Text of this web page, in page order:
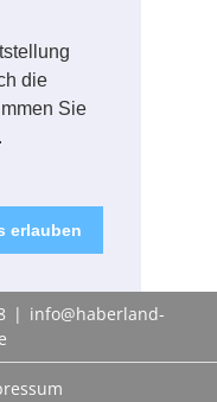
die
Sie
erlauben
| info@haberland-